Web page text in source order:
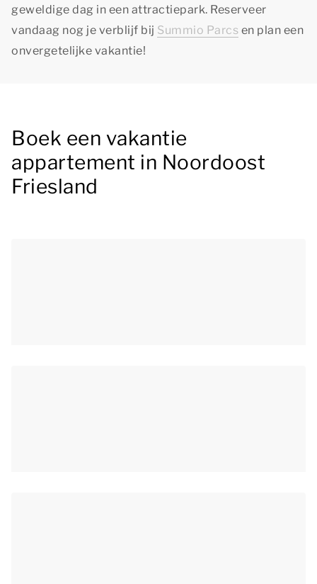
geweldige dag in een attractiepark. Reserveer
vandaag nog je verblijf bij Summio Parcs en plan een
onvergetelijke vakantie!
Boek een vakantie
appartement in Noordoost
Friesland